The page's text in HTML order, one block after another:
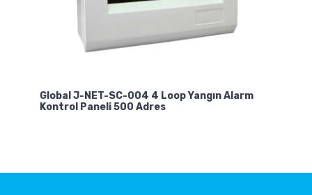
Global J-NET-SC-004 4 Loop Yangın Alarm
Kontrol Paneli 500 Adres